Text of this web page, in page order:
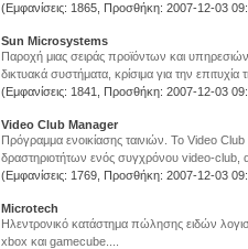
(Εμφανίσεις: 1865, Προσθήκη: 2007-12-03
Sun Microsystems
Παροχή μιας σειράς προϊόντων και
δικτυακά συστήματα, κρίσιμα για την
(Εμφανίσεις: 1841, Προσθήκη: 2007-12-03
Video Club Manager
Πρόγραμμα ενοικίασης ταινιών. To Video
δραστηριοτήτων ενός συγχρόνου video-
(Εμφανίσεις: 1769, Προσθήκη: 2007-12-03
Microtech
Ηλεντρονικό κατάστημα πώλησης ειδών
xbox και gamecube....